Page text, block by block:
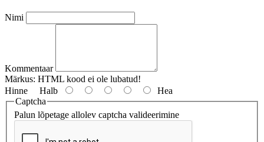
Nimi
Kommentaar
Märkus: HTML kood ei ole lubatud!
Hinne Halb
Hea
Captcha
Palun lõpetage allolev captcha valideerimine